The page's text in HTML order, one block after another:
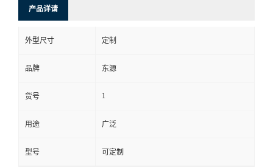
产品详请
外型尺寸 定制
品牌 东源
货号 1
用途 广泛
型号 可定制